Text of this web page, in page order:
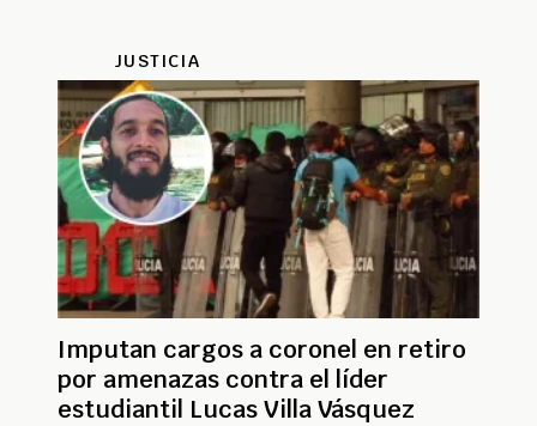
JUSTICIA
Imputan cargos a coronel en retiro
por amenazas contra el líder
estudiantil Lucas Villa Vásquez